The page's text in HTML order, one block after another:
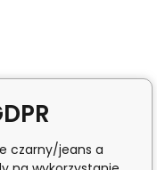
czarny/jeans a